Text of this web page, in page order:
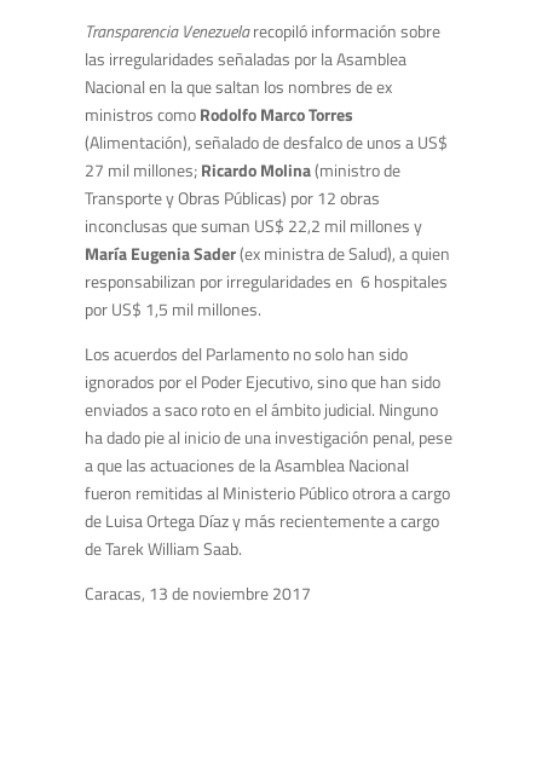
Transparencia Venezuelarecopiló información sobre
las irregularidades señaladas por la Asamblea
Nacional en la que saltan los nombres de ex
ministros comoRodolfo Marco Torres
(Alimentación), señalado de desfalco de unos a US$
27 mil millones;Ricardo Molina(ministro de
Transporte y Obras Públicas) por 12 obras
inconclusas que suman US$ 22,2 mil millones y
María Eugenia Sader(ex ministra de Salud), a quien
responsabilizan por irregularidades en 6 hospitales
por US$ 1,5 mil millones.
Los acuerdos del Parlamento no solo han sido
ignorados por el Poder Ejecutivo, sino que han sido
enviados a saco roto en el ámbito judicial. Ninguno
ha dado pie al inicio de una investigación penal, pese
a que las actuaciones de la Asamblea Nacional
fueron remitidas al Ministerio Público otrora a cargo
de Luisa Ortega Díaz y más recientemente a cargo
de Tarek William Saab.
Caracas, 13 de noviembre 2017